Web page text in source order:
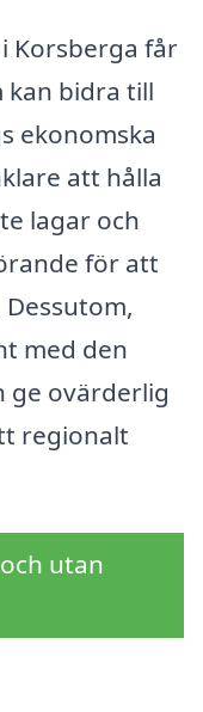
Korsberga får
kan bidra till
ekonomska
att hålla
lagar och
för att
med den
ge ovärderlig
regionalt
utan